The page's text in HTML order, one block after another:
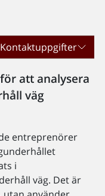
Kontaktuppgifter
att analysera
väg
entreprenörer
i
väg. Det är